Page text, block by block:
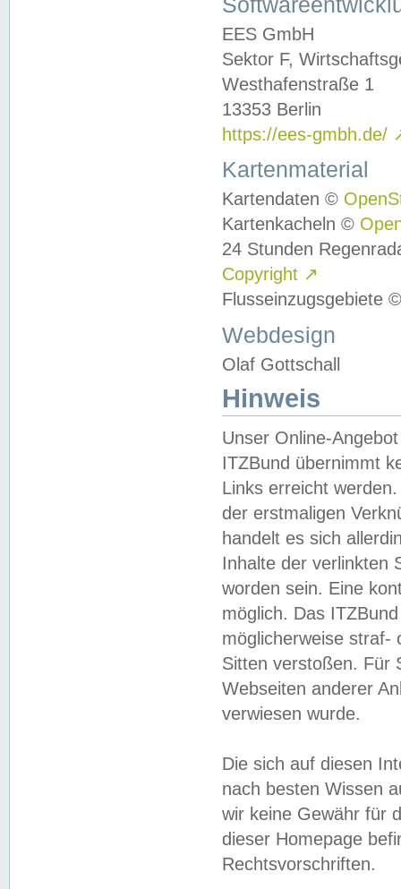
EES GmbH
Sektor F,
Westhafenstraße 1
13353 Berlin
https://ees-gmbh.de/
Kartenmaterial
Kartendaten ©
Kartenkacheln ©
24 Stunden
Copyright ↗
Flusseinzugsgebiete
Webdesign
Olaf Gottschall
Hinweis
Unser Online-
ITZBund übernimmt
Links erreicht
der erstmaligen
handelt es sich
Inhalte der verlinkten
worden sein. Eine
möglich. Das
möglicherweise straf-
Sitten verstoßen. Für
Webseiten anderer
verwiesen wurde.
Die sich auf diesen
nach besten Wissen
wir keine Gewähr für
dieser Homepage
Rechtsvorschriften.